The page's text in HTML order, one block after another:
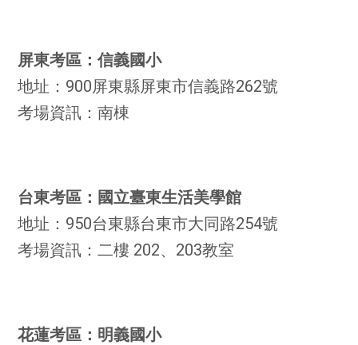
屏東考區：信義國小
地址：900屏東縣屏東市信義路262號
考場資訊：南棟
台東考區：國立臺東生活美學館
地址：950台東縣台東市大同路254號
考場資訊：二樓 202、203教室
花蓮考區：明義國小